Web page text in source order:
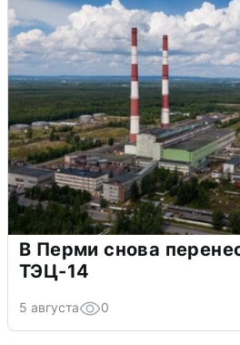
В Перми снова
ТЭЦ-14
5 августа 0